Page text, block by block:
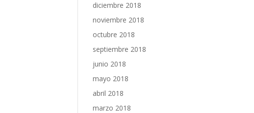
diciembre 2018
noviembre 2018
octubre 2018
septiembre 2018
junio 2018
mayo 2018
abril 2018
marzo 2018